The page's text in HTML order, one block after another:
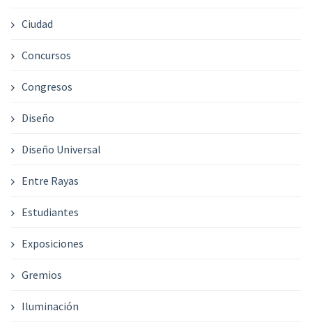
Ciudad
Concursos
Congresos
Diseño
Diseño Universal
Entre Rayas
Estudiantes
Exposiciones
Gremios
Iluminación